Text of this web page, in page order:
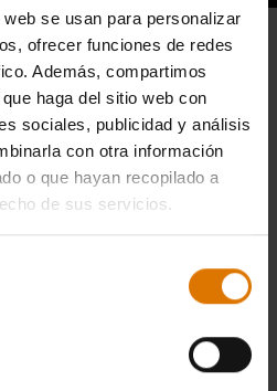
se usan para personalizar
ofrecer funciones de redes
Además, compartimos
haga del sitio web con
sociales, publicidad y análisis
con otra información
o que hayan recopilado a
de sus servicios.